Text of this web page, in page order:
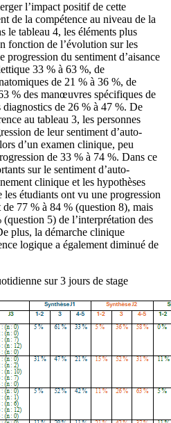
l’impact positif de cette
de la compétence au niveau de la
le tableau 4, les éléments plus
fonction de l’évolution sur les
progression du sentiment d’aisance
33 % à 63 %, de
de 21 % à 36 %, de
% des manœuvres spécifiques de
diagnostics de 26 % à 47 %. De
au tableau 3, les personnes
de leur sentiment d’auto-
d’un examen clinique, peu
de 33 % à 74 %. Dans ce
sur le sentiment d’auto-
clinique et les hypothèses
étudiants ont vu une progression
77 % à 84 % (question 8), mais
5) de l’interprétation des
plus, la démarche clinique
logique a également diminué de
sur 3 jours de stage